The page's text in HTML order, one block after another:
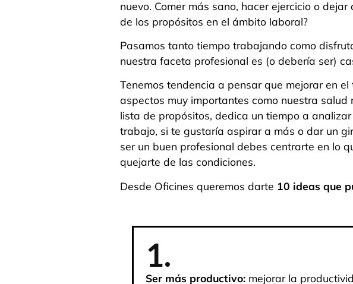
nuevo. Comer más sano, hacer ejercicio o
de los propósitos en el ámbito laboral?
Pasamos tanto tiempo trabajando como
nuestra faceta profesional es (o debería ser)
Tenemos tendencia a pensar que mejorar en
aspectos muy importantes como nuestra
lista de propósitos, dedica un tiempo a
trabajo, si te gustaría aspirar a más o dar un
ser un buen profesional debes centrarte en lo
quejarte de las condiciones.
Desde Oficines queremos darte 10 ideas que
1.
Ser más productivo: mejorar la